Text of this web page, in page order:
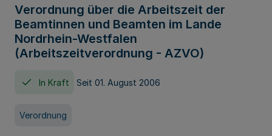
Verordnung über die Arbeitszeit der
Beamtinnen und Beamten im Lande
Nordrhein-Westfalen
(Arbeitszeitverordnung - AZVO)
In Kraft Seit 01. August 2006
Verordnung